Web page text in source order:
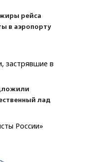
рейса
в аэропорту
застрявшие в
лад
России»